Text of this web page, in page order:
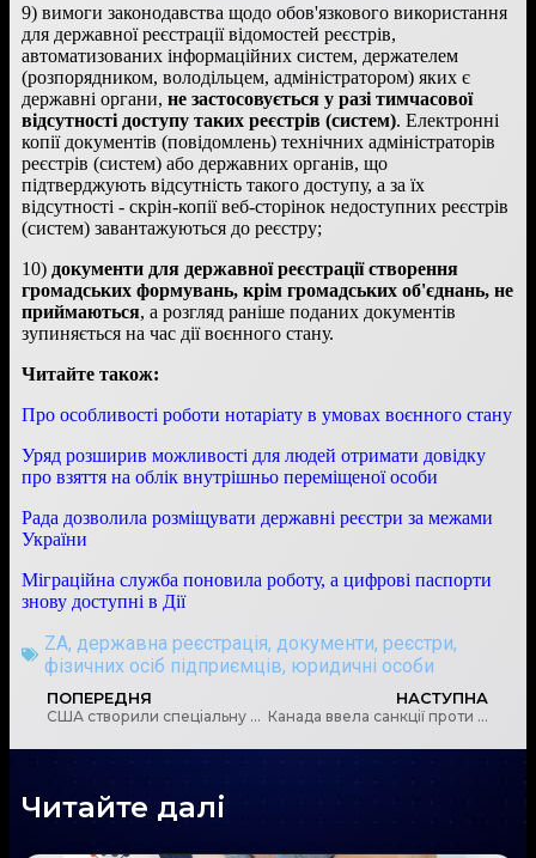
9) вимоги законодавства щодо обов'язкового використання
для державної реєстрації відомостей реєстрів,
автоматизованих інформаційних систем, держателем
(розпорядником, володільцем, адміністратором) яких є
державні органи, не застосовується у разі тимчасової
відсутності доступу таких реєстрів (систем). Електронні
копії документів (повідомлень) технічних адміністраторів
реєстрів (систем) або державних органів, що
підтверджують відсутність такого доступу, а за їх
відсутності - скрін-копії веб-сторінок недоступних реєстрів
(систем) завантажуються до реєстру;
10) документи для державної реєстрації створення
громадських формувань, крім громадських об'єднань, не
приймаються, а розгляд раніше поданих документів
зупиняється на час дії воєнного стану.
Читайте також:
Про особливості роботи нотаріату в умовах воєнного стану
Уряд розширив можливості для людей отримати довідку
про взяття на облік внутрішньо переміщеної особи
Рада дозволила розміщувати державні реєстри за межами
України
Міграційна служба поновила роботу, а цифрові паспорти
знову доступні в Дії
ZA, державна реєстрація, документи, реєстри,
фізичних осіб підприємців, юридичні особи
ПОПЕРЕДНЯ
США створили спеціальну групу для пошуку активів російських олігархів
НАСТУПНА
Канада ввела санкції проти військового керівництва Білорусі
Читайте далі